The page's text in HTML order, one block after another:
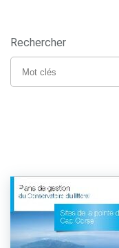
Rechercher